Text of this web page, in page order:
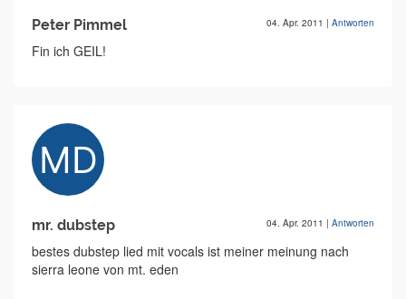
Peter Pimmel 04. Apr. 2011 | Antworten
Fin ich GEIL!
mr. dubstep 04. Apr. 2011 | Antworten
bestes dubstep lied mit vocals ist meiner meinung nach
sierra leone von mt. eden